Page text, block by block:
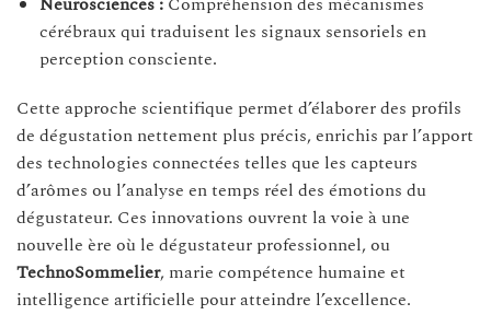
cérébraux qui traduisent les signaux sensoriels en
perception consciente.
Cette approche scientifique permet d’élaborer des profils
de dégustation nettement plus précis, enrichis par l’apport
des technologies connectées telles que les capteurs
d’arômes ou l’analyse en temps réel des émotions du
dégustateur. Ces innovations ouvrent la voie à une
nouvelle ère où le dégustateur professionnel, ou
TechnoSommelier, marie compétence humaine et
intelligence artificielle pour atteindre l’excellence.